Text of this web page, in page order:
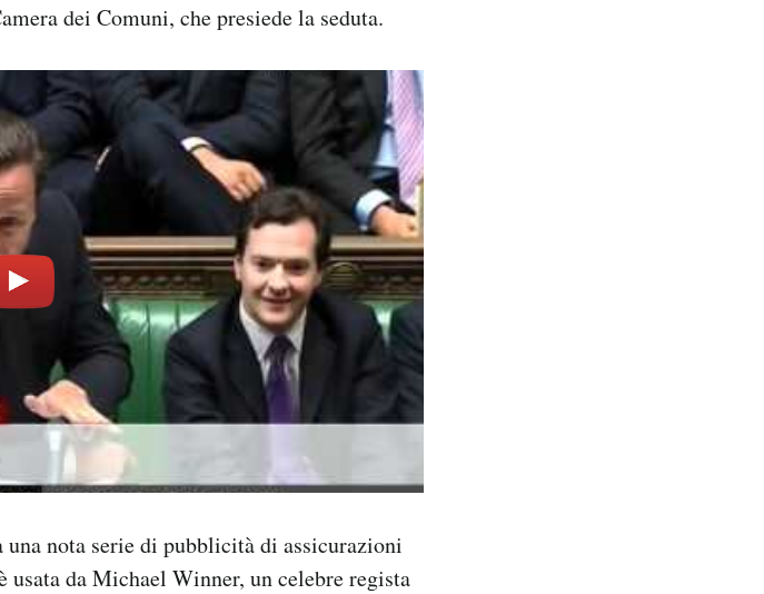
dei Comuni, che presiede la seduta.
nota serie di pubblicità di assicurazioni
da Michael Winner, un celebre regista